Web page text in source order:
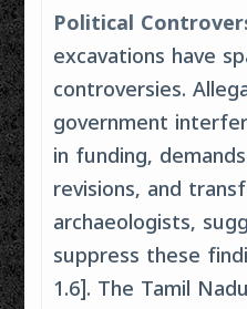
Political
excavations have
controversies.
government
in funding,
revisions, and
archaeologists,
suppress these
1.6]. The Tamil